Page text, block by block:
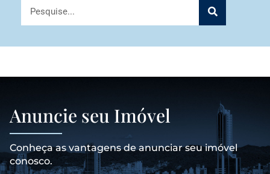
Anuncie seu Imóvel
Conheça as vantagens de anunciar seu imóvel
conosco.